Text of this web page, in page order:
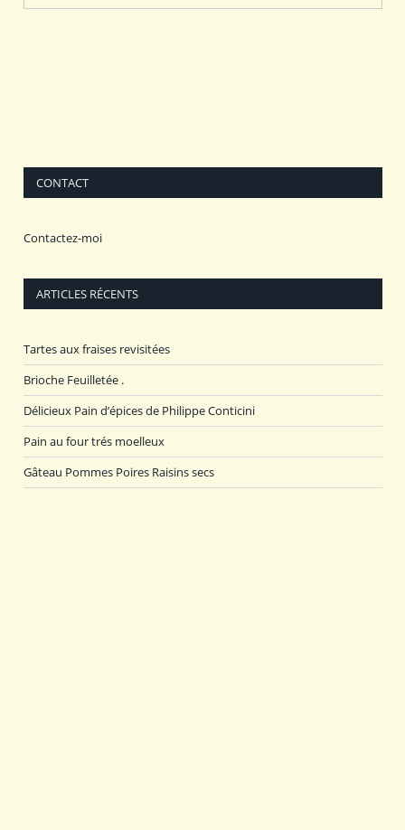
CONTACT
Contactez-moi
ARTICLES RÉCENTS
Tartes aux fraises revisitées
Brioche Feuilletée .
Délicieux Pain d’épices de Philippe Conticini
Pain au four trés moelleux
Gâteau Pommes Poires Raisins secs